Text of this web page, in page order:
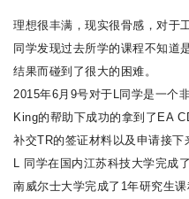
理想很丰满，现实很骨感，对于
同学发现过去所学的课程不知道
结果而碰到了很大的困难。
2015年6月 9号对于 L 同学是一个
King的帮助下成功的拿到了 EA
补交 TR的签证材料以及申请接下
L 同学在国内江苏科技大学完成
南威尔士大学完成了 1年研究生课